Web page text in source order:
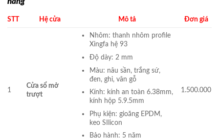
STT Hệ cửa Mô tả Đơn giá
1
Cửa sổ mở
trượt
Nhôm: thanh nhôm profile
Xingfa hệ 93
Độ dày: 2 mm
Màu: nâu sần, trắng sứ,
đen, ghi, vân gỗ
Kính: kính an toàn 6.38mm,
kính hộp 5.9.5mm
Phụ kiện: gioăng EPDM,
keo SIlicon
Bảo hành: 5 năm
1.500.000